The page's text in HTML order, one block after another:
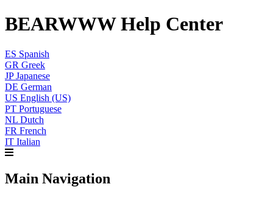
BEARWWW Help Center
ES Spanish
GR Greek
JP Japanese
DE German
US English (US)
PT Portuguese
NL Dutch
FR French
IT Italian
Main Navigation